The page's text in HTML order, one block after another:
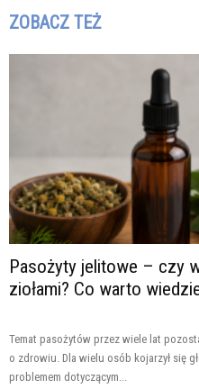
ZOBACZ TEŻ
Pasożyty jelitowe – czy
ziołami? Co warto
Temat pasożytów przez wiele lat
o zdrowiu. Dla wielu osób kojarzył się
problemem dotyczącym...